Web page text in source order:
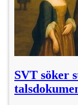
SVT söker